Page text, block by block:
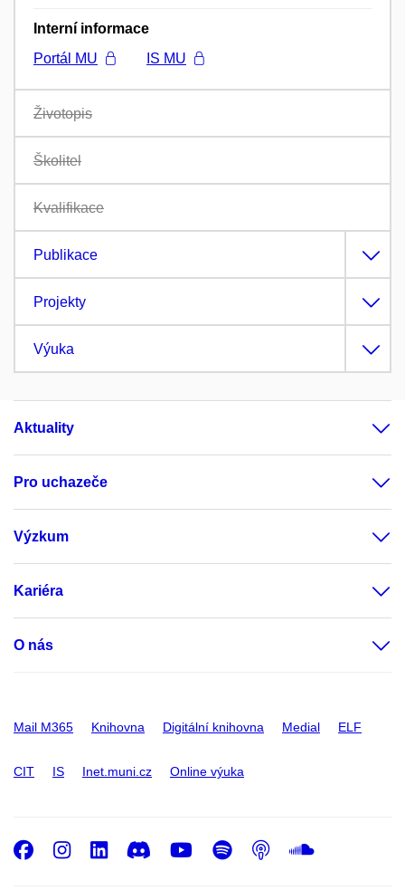
Interní informace
Portál MU
IS MU
Životopis
Školitel
Kvalifikace
Publikace
Projekty
Výuka
Aktuality
Pro uchazeče
Výzkum
Kariéra
O nás
Mail M365 Knihovna Digitální knihovna Medial ELF
CIT IS Inet.muni.cz Online výuka
Facebook
Instagram
LinkedIn
DiscordYoutube
Spotify
Podcast